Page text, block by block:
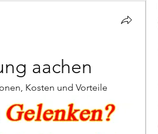
aachen
Kosten und Vorteile